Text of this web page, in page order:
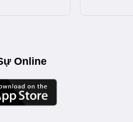
Online